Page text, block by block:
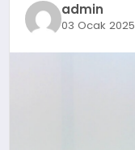
YAŞAM
admin
03 Ocak 2025